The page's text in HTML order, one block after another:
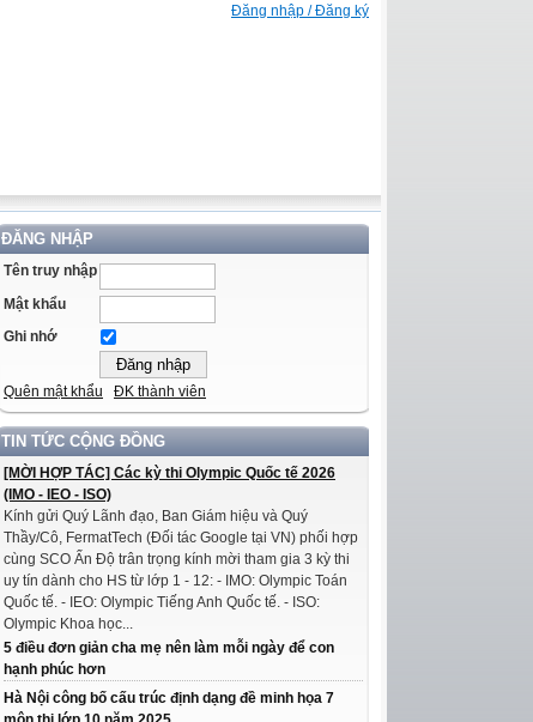
Đăng nhập / Đăng ký
ĐĂNG NHẬP
Tên truy nhập
Mật khẩu
Ghi nhớ
Quên mật khẩu ĐK thành viên
TIN TỨC CỘNG ĐỒNG
[MỜI HỢP TÁC] Các kỳ thi Olympic Quốc tế 2026
(IMO - IEO - ISO)
Kính gửi Quý Lãnh đạo, Ban Giám hiệu và Quý
Thầy/Cô, FermatTech (Đối tác Google tại VN) phối hợp
cùng SCO Ấn Độ trân trọng kính mời tham gia 3 kỳ thi
uy tín dành cho HS từ lớp 1 - 12: - IMO: Olympic Toán
Quốc tế. - IEO: Olympic Tiếng Anh Quốc tế. - ISO:
Olympic Khoa học...
5 điều đơn giản cha mẹ nên làm mỗi ngày để con
hạnh phúc hơn
Hà Nội công bố cấu trúc định dạng đề minh họa 7